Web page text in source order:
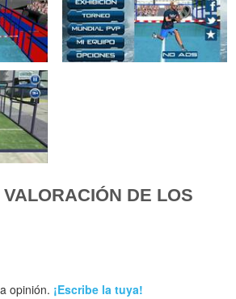
DE LOS
opinión. ¡Escribe la tuya!